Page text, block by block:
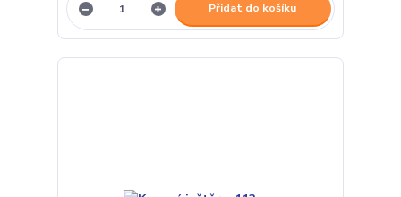
Přidat do košíku